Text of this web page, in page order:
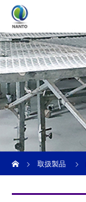
取扱製品